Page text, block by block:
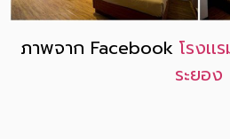
ภาพจาก Facebook โรงเ
ระยอง